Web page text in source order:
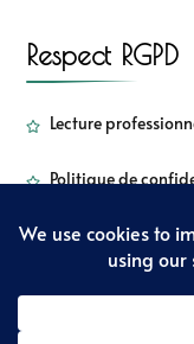
Respect RGPD
Lecture
Politique de